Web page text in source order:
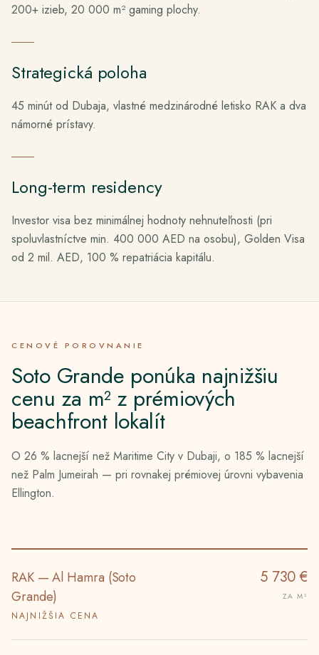
200+ izieb, 20 000 m² gaming plochy.
Strategická poloha
45 minút od Dubaja, vlastné medzinárodné letisko RAK a dva
námorné prístavy.
Long-term residency
Investor visa bez minimálnej hodnoty nehnuteľnosti (pri
spoluvlastníctve min. 400 000 AED na osobu), Golden Visa
od 2 mil. AED, 100 % repatriácia kapitálu.
CENOVÉ POROVNANIE
Soto Grande ponúka najnižšiu
cenu za m² z prémiových
beachfront lokalít
O 26 % lacnejší než Maritime City v Dubaji, o 185 % lacnejší
než Palm Jumeirah — pri rovnakej prémiovej úrovni vybavenia
Ellington.
RAK — Al Hamra (Soto
Grande)
NAJNIŽŠIA CENA
5 730 €
ZA M²